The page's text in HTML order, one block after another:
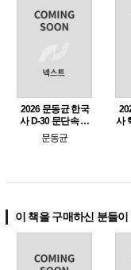
2026 문동균 한국
사 D-30 문단속 모
의고사
문동균
사
이 책을 구매하신 분들